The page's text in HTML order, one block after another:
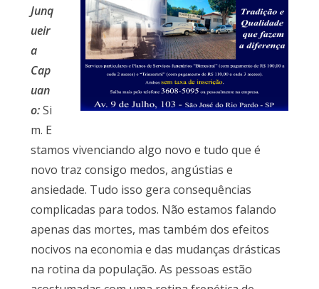
Junq
ueir
a
Cap
uan
o:Si
m. E
stamos vivenciando algo novo e tudo que é
novo traz consigo medos, angústias e
ansiedade. Tudo isso gera consequências
complicadas para todos. Não estamos falando
apenas das mortes, mas também dos efeitos
nocivos na economia e das mudanças drásticas
na rotina da população. As pessoas estão